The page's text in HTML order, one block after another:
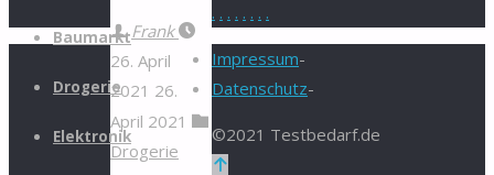
Zum
springen
Baumarkt
Drogerie
Elektronik
Frank
26. April
2021 26.
April 2021
Drogerie
. . . . . . . .
Impressum-
Datenschutz-
©2021 Testbedarf.de
Zurück